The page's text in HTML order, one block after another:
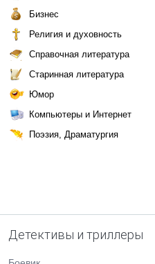
Бизнес
Религия и духовность
Справочная литература
Старинная литература
Юмор
Компьютеры и Интернет
Поэзия, Драматургия
Детективы и триллеры